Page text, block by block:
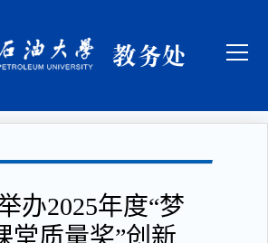
办2025年度“梦
堂质量奖”创新